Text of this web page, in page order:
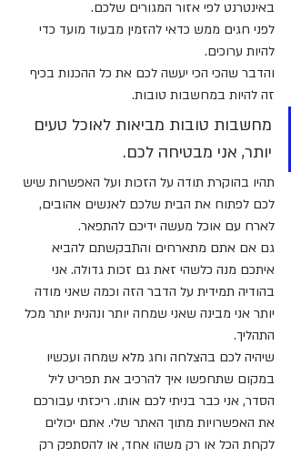
באינטרנט לפי אזור המגורים שלכם.
לפני חגים ממש כדאי להזמין מבעוד מועד כדי
להיות ערוכים.
והדבר שהכי הכי יעשה לכם את כל ההכנות בכיף
זה להיות במחשבות טובות.
מחשבות טובות מביאות לאוכל טעים
יותר, אני מבטיחה לכם.
תהיו בהוקרת תודה על הזכות ועל האפשרות שיש
לכם לפתוח את הבית שלכם לאנשים אהובים,
לארח עם אוכל מעשה ידיכם להתפאר.
גם אם אתם מתארחים והתבקשתם להביא
איתכם מנה כלשהי זאת גם זכות גדולה. אני
בהודיה תמידית על הדבר הזה וכמה שאני מודה
יותר אני מבינה שאני שמחה יותר ונהנית יותר מכל
התהליך.
שיהיה לכם בהצלחה וחג מלא שמחה ועכשיו
במקום שתחפשו איך להרכיב את תפריט ליל
הסדר, אני כבר בניתי לכם אותו. ריכזתי עבורכם
את האפשרויות מתוך האתר שלי. אתם יכולים
לקחת הכל או רק משהו אחד, או להסתפק רק